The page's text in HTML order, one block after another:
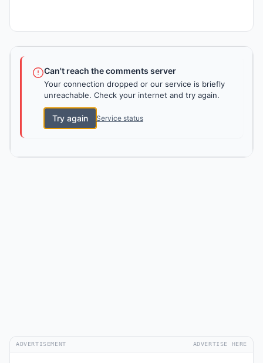
Can't reach the comments server
Your connection dropped or our service is briefly
unreachable. Check your internet and try again.
Try again Service status
ADVERTISEMENT ADVERTISE HERE